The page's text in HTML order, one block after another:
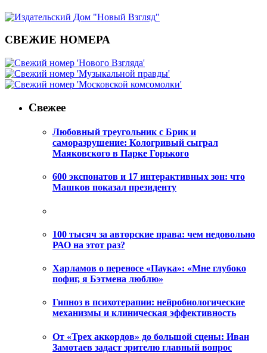
СВЕЖИЕ НОМЕРА
Свежее
Любовный треугольник с Брик и
саморазрушение: Кологривый сыграл
Маяковского в Парке Горького
600 экспонатов и 17 интерактивных зон: что
Машков показал президенту
100 тысяч за авторские права: чем недовольно
РАО на этот раз?
Харламов о переносе «Паука»: «Мне глубоко
пофиг, я Бэтмена люблю»
Гипноз в психотерапии: нейробиологические
механизмы и клиническая эффективность
От «Трех аккордов» до большой сцены: Иван
Замотаев задаст зрителю главный вопрос